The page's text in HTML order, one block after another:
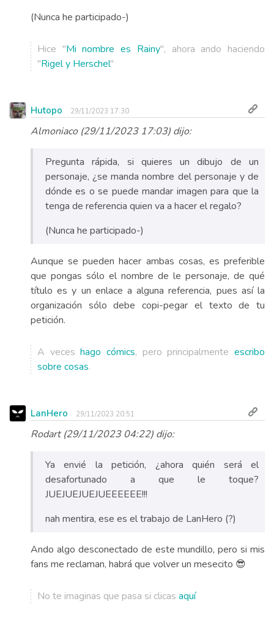
(Nunca he participado-)
Hice "Mi nombre es Rainy", ahora ando haciendo
"Rigel y Herschel"
Hutopo 29/11/2023 17:30
Almoniaco (29/11/2023 17:03) dijo:
Pregunta rápida, si quieres un dibujo de un
personaje, ¿se manda nombre del personaje y de
dónde es o se puede mandar imagen para que la
tenga de referencia quien va a hacer el regalo?
(Nunca he participado-)
Aunque se pueden hacer ambas cosas, es preferible
que pongas sólo el nombre de le personaje, de qué
título es y un enlace a alguna referencia, pues así la
organización sólo debe copi-pegar el texto de tu
petición.
A veceshago cómics, pero principalmenteescribo
sobre cosas.
LanHero 29/11/2023 20:51
Rodart (29/11/2023 04:22) dijo:
Ya envié la petición, ¿ahora quién será el
desafortunado a que le toque?
JUEJUEJUEJUEEEEEE!!!
nah mentira, ese es el trabajo de LanHero (?)
Ando algo desconectado de este mundillo, pero si mis
fans me reclaman, habrá que volver un mesecito 😎
No te imaginas que pasa si clicas aquí